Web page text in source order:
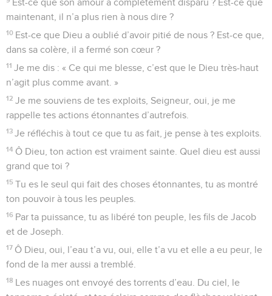
Est-ce que son amour a complètement disparu ? Est-ce que
maintenant, il n’a plus rien à nous dire ?
10 Est-ce que Dieu a oublié d’avoir pitié de nous ? Est-ce que,
dans sa colère, il a fermé son cœur ?
11 Je me dis : « Ce qui me blesse, c’est que le Dieu très-haut
n’agit plus comme avant. »
12 Je me souviens de tes exploits, Seigneur, oui, je me
rappelle tes actions étonnantes d’autrefois.
13 Je réfléchis à tout ce que tu as fait, je pense à tes exploits.
14 Ô Dieu, ton action est vraiment sainte. Quel dieu est aussi
grand que toi ?
15 Tu es le seul qui fait des choses étonnantes, tu as montré
ton pouvoir à tous les peuples.
16 Par ta puissance, tu as libéré ton peuple, les fils de Jacob
et de Joseph.
17 Ô Dieu, oui, l’eau t’a vu, oui, elle t’a vu et elle a eu peur, le
fond de la mer aussi a tremblé.
18 Les nuages ont envoyé des torrents d’eau. Du ciel, le